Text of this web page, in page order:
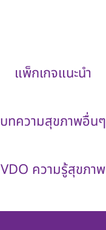
แพ็กเกจแนะนำ
บทความสุขภาพอื่นๆ
VDO ความรู้สุขภาพ